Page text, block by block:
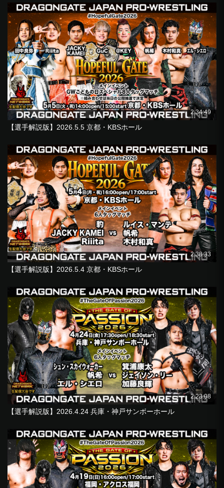
2:34:49
【選手解説版】2026.5.5 京都・KBSホール
2:38:33
【選手解説版】2026.5.4 京都・KBSホール
2:23:08
【選手解説版】2026.4.24 兵庫・神戸サンボーホール